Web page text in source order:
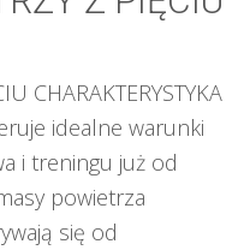
CHARAKTERYSTYKA
idealne warunki
i treningu już od
powietrza
się od